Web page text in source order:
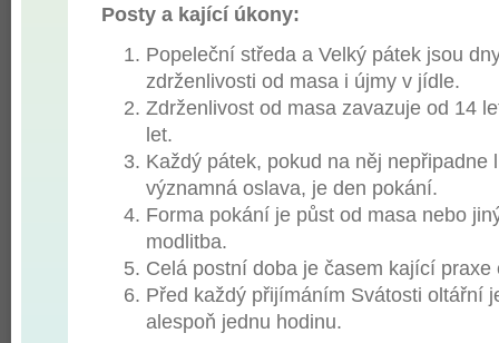
Posty a kající úkony:
Popeleční středa a Velký pátek jsou
zdrženlivosti od masa i újmy v jídle.
Zdrženlivost od masa zavazuje od 14
let.
Každý pátek, pokud na něj nepřipadne
významná oslava, je den pokání.
Forma pokání je půst od masa nebo
modlitba.
Celá postní doba je časem kající praxe
Před každý přijímáním Svátosti oltářní
alespoň jednu hodinu.